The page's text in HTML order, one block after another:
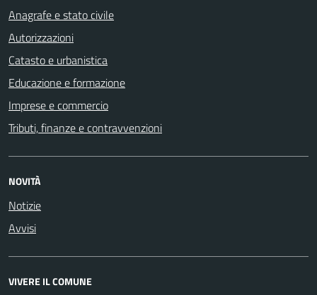
Anagrafe e stato civile
Autorizzazioni
Catasto e urbanistica
Educazione e formazione
Imprese e commercio
Tributi, finanze e contravvenzioni
NOVITÀ
Notizie
Avvisi
VIVERE IL COMUNE